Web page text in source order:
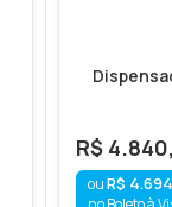
R$
R$